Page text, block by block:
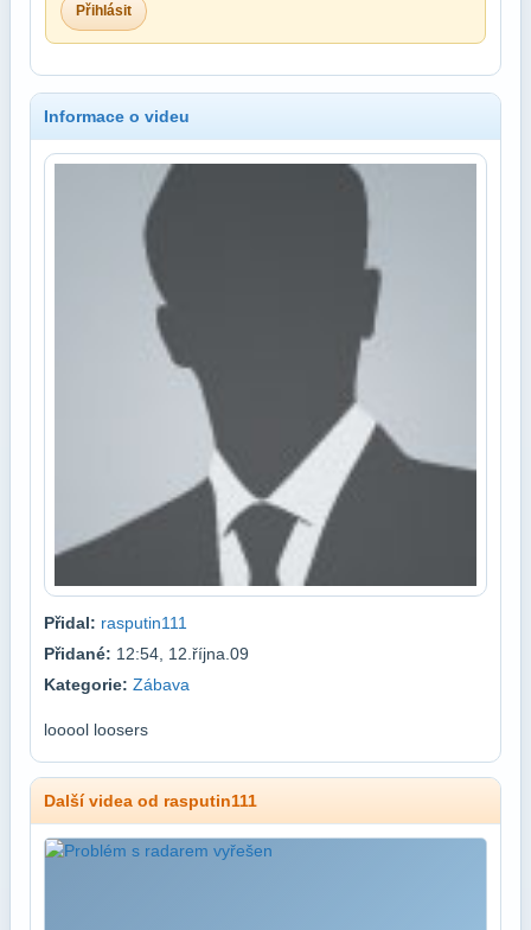
Přihlásit
Informace o videu
Přidal: rasputin111
Přidané: 12:54, 12.října.09
Kategorie: Zábava
looool loosers
Další videa od rasputin111